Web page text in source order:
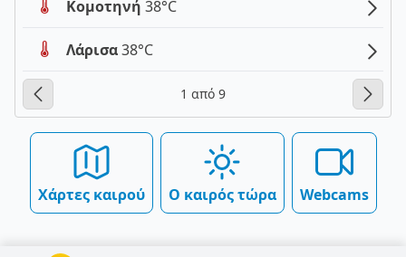
Κομοτηνή 38°C
Λάρισα38°C
1 από 9
Χάρτες καιρού Ο καιρός τώρα Webcams